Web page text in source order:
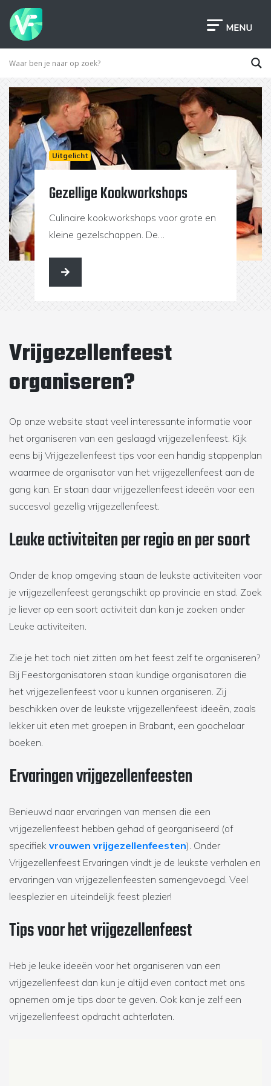
Uitgelicht
Gezellige Kookworkshops
Culinaire kookworkshops voor grote en
kleine gezelschappen. De
Eindhoven, Veghel en SInt-Oedenrode.
Vrijgezellenfeest
organiseren?
Op onze website staat veel interessante informatie voor
het organiseren van een geslaagd vrijgezellenfeest. Kijk
eens bij Vrijgezellenfeest tips voor een handig stappenplan
waarmee de organisator van het vrijgezellenfeest aan de
gang kan. Er staan daar vrijgezellenfeest ideeën voor een
succesvol gezellig vrijgezellenfeest.
Leuke activiteiten per regio en per soort
Onder de knop omgeving staan de leukste activiteiten voor
je vrijgezellenfeest gerangschikt op provincie en stad. Zoek
je liever op een soort activiteit dan kan je zoeken onder
Leuke activiteiten.
Zie je het toch niet zitten om het feest zelf te organiseren?
Bij Feestorganisatoren staan kundige organisatoren die
het vrijgezellenfeest voor u kunnen organiseren. Zij
beschikken over de leukste vrijgezellenfeest ideeën, zoals
lekker uit eten met groepen in Brabant, een goochelaar
boeken.
Ervaringen vrijgezellenfeesten
Benieuwd naar ervaringen van mensen die een
vrijgezellenfeest hebben gehad of georganiseerd (of
specifiek vrouwen vrijgezellenfeesten). Onder
Vrijgezellenfeest Ervaringen vindt je de leukste verhalen en
ervaringen van vrijgezellenfeesten samengevoegd. Veel
leesplezier en uiteindelijk feest plezier!
Tips voor het vrijgezellenfeest
Heb je leuke ideeën voor het organiseren van een
vrijgezellenfeest dan kun je altijd even contact met ons
opnemen om je tips door te geven. Ook kan je zelf een
vrijgezellenfeest opdracht achterlaten.